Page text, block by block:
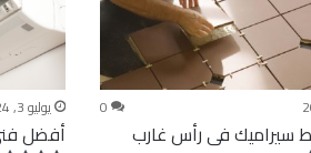
0
سيراميك فى رأس غارب
يوليو 3, 2024
أفضل